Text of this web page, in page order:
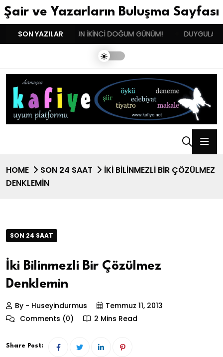
Şair ve Yazarların Buluşma Sayfası
SON YAZILAR
BENIM BUGÜN İKİNCİ DOĞUM GÜNÜM! DUYGULARIN
HOME SON 24 SAAT
İKI BILINMEZLI BIR ÇÖZÜLMEZ
DENKLEMIN
SON 24 SAAT
İki Bilinmezli Bir Çözülmez
Denklemin
By - Huseyindurmus
Temmuz 11, 2013
Comments (0)
2 Mins Read
Share Post: